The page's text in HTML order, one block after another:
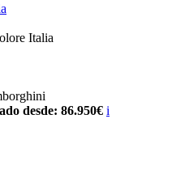
Italia
desde: 86.950€ i